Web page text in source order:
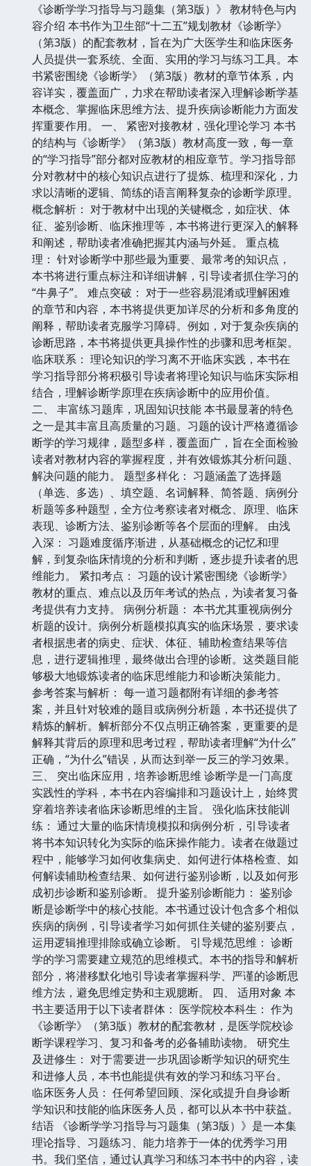
《诊断学学习指导与习题集（第3版）》 教材特色与内
容介绍 本书作为卫生部“十二五”规划教材《诊断学》
（第3版）的配套教材，旨在为广大医学生和临床医务
人员提供一套系统、全面、实用的学习与练习工具。本
书紧密围绕《诊断学》（第3版）教材的章节体系，内
容详实，覆盖面广，力求在帮助读者深入理解诊断学基
本概念、掌握临床思维方法、提升疾病诊断能力方面发
挥重要作用。 一、 紧密对接教材，强化理论学习 本书
的结构与《诊断学》（第3版）教材高度一致，每一章
的“学习指导”部分都对应教材的相应章节。学习指导部
分对教材中的核心知识点进行了提炼、梳理和深化，力
求以清晰的逻辑、简练的语言阐释复杂的诊断学原理。
概念解析： 对于教材中出现的关键概念，如症状、体
征、鉴别诊断、临床推理等，本书将进行更深入的解释
和阐述，帮助读者准确把握其内涵与外延。 重点梳
理： 针对诊断学中那些最为重要、最常考的知识点，
本书将进行重点标注和详细讲解，引导读者抓住学习的
“牛鼻子”。 难点突破： 对于一些容易混淆或理解困难
的章节和内容，本书将提供更加详尽的分析和多角度的
阐释，帮助读者克服学习障碍。例如，对于复杂疾病的
诊断思路，本书将提供更具操作性的步骤和思考框架。
临床联系： 理论知识的学习离不开临床实践，本书在
学习指导部分将积极引导读者将理论知识与临床实际相
结合，理解诊断学原理在疾病诊断中的应用价值。
二、 丰富练习题库，巩固知识技能 本书最显著的特色
之一是其丰富且高质量的习题。习题的设计严格遵循诊
断学的学习规律，题型多样，覆盖面广，旨在全面检验
读者对教材内容的掌握程度，并有效锻炼其分析问题、
解决问题的能力。 题型多样化： 习题涵盖了选择题
（单选、多选）、填空题、名词解释、简答题、病例分
析题等多种题型，全方位考察读者对概念、原理、临床
表现、诊断方法、鉴别诊断等各个层面的理解。 由浅
入深： 习题难度循序渐进，从基础概念的记忆和理
解，到复杂临床情境的分析和判断，逐步提升读者的思
维能力。 紧扣考点： 习题的设计紧密围绕《诊断学》
教材的重点、难点以及历年考试的热点，为读者复习备
考提供有力支持。 病例分析题： 本书尤其重视病例分
析题的设计。病例分析题模拟真实的临床场景，要求读
者根据患者的病史、症状、体征、辅助检查结果等信
息，进行逻辑推理，最终做出合理的诊断。这类题目能
够极大地锻炼读者的临床思维能力和诊断决策能力。
参考答案与解析： 每一道习题都附有详细的参考答
案，并且针对较难的题目或病例分析题，本书还提供了
精炼的解析。解析部分不仅点明正确答案，更重要的是
解释其背后的原理和思考过程，帮助读者理解“为什么”
正确，“为什么”错误，从而达到举一反三的学习效果。
三、 突出临床应用，培养诊断思维 诊断学是一门高度
实践性的学科，本书在内容编排和习题设计上，始终贯
穿着培养读者临床诊断思维的主旨。 强化临床技能训
练： 通过大量的临床情境模拟和病例分析，引导读者
将书本知识转化为实际的临床操作能力。读者在做题过
程中，能够学习如何收集病史、如何进行体格检查、如
何解读辅助检查结果、如何进行鉴别诊断，以及如何形
成初步诊断和鉴别诊断。 提升鉴别诊断能力： 鉴别诊
断是诊断学中的核心技能。本书通过设计包含多个相似
疾病的病例，引导读者学习如何抓住关键的鉴别要点，
运用逻辑推理排除或确立诊断。 引导规范思维： 诊断
学的学习需要建立规范的思维模式。本书的指导和解析
部分，将潜移默化地引导读者掌握科学、严谨的诊断思
维方法，避免思维定势和主观臆断。 四、 适用对象 本
书主要适用于以下读者群体： 医学院校本科生： 作为
《诊断学》（第3版）教材的配套教材，是医学院校诊
断学课程学习、复习和备考的必备辅助读物。 研究生
及进修生： 对于需要进一步巩固诊断学知识的研究生
和进修人员，本书也能提供有效的学习和练习平台。
临床医务人员： 任何希望回顾、深化或提升自身诊断
学知识和技能的临床医务人员，都可以从本书中获益。
结语 《诊断学学习指导与习题集（第3版）》是一本集
理论指导、习题练习、能力培养于一体的优秀学习用
书。我们坚信，通过认真学习和练习本书中的内容，读